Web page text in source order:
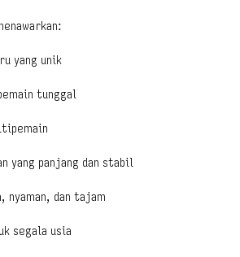
yang unik
tunggal
yang panjang dan stabil
nyaman, dan tajam
segala usia